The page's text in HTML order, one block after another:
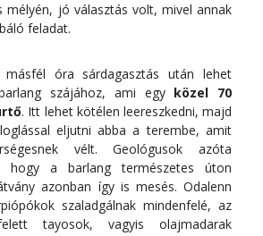
mélyén, jó választás volt, mivel annak
feladat.
óra sárdagasztás után lehet
szájához, ami egy közel 70
. Itt lehet kötélen leereszkedni, majd
eljutni abba a terembe, amit
vélt. Geológusok azóta
hogy a barlang természetes úton
azonban így is mesés. Odalenn
szaladgálnak mindenfelé, az
tayosok, vagyis olajmadarak